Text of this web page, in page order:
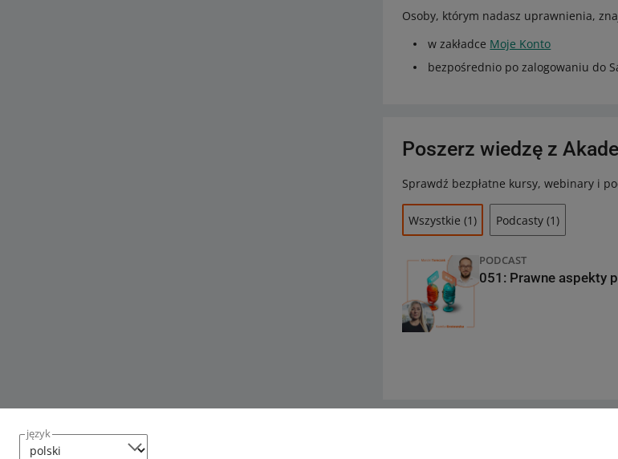
język
Osoby, którym nadasz uprawnienia,
w zakładce Moje Konto
bezpośrednio po zalogowaniu do
Poszerz wiedzę z
Sprawdź bezpłatne kursy, webinary i
Wszystkie (1) Podcasty (1)
PODCAST
051: Prawne aspekty